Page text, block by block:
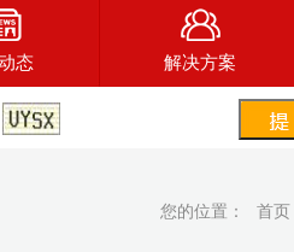
态 解决方案
您的位置： 首页